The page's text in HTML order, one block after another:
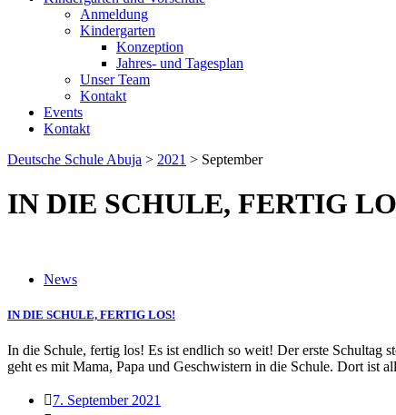
Anmeldung
Kindergarten
Konzeption
Jahres- und Tagesplan
Unser Team
Kontakt
Events
Kontakt
Deutsche Schule Abuja > 2021 > September
IN DIE SCHULE, FERTIG
News
IN DIE SCHULE, FERTIG LOS!
In die Schule, fertig los! Es ist endlich so weit! Der erste Schultag
geht es mit Mama, Papa und Geschwistern in die Schule. Dort
7. September 2021